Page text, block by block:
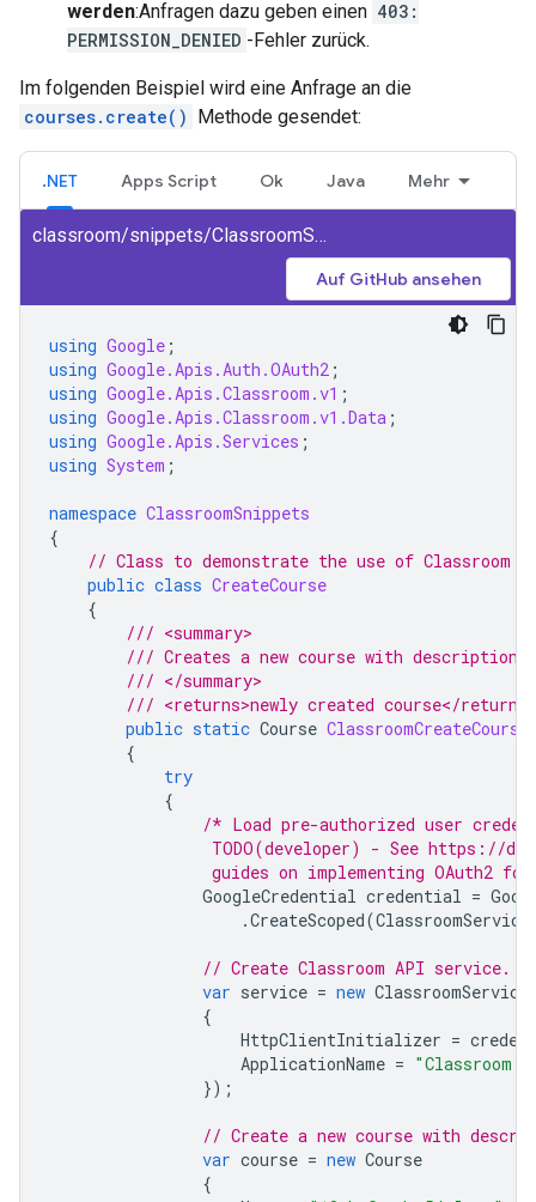
werden:Anfragen dazu geben einen 403:
PERMISSION_DENIED -Fehler zurück.
Im folgenden Beispiel wird eine Anfrage an die
courses.create() Methode gesendet:
.NET Apps Script Ok Java Mehr
classroom/snippets/ClassroomSnippets/CreateCourse.cs
Auf GitHub ansehen
using Google ;
using Google.Apis.Auth.OAuth2 ;
using Google.Apis.Classroom.v1 ;
using Google.Apis.Classroom.v1.Data ;
using Google.Apis.Services ;
using System ;
namespace ClassroomSnippets
{
// Class to demonstrate the use of Classroom
public class CreateCourse
{
/// <summary>
/// Creates a new course with description.
/// </summary>
/// <returns>newly created course</returns>
public static Course ClassroomCreateCourse
{
try
{
/* Load pre-authorized user
TODO(developer) - See https://
guides on implementing OAuth2
GoogleCredential credential =
.CreateScoped(ClassroomService
// Create Classroom API service.
var service = new ClassroomService
{
HttpClientInitializer =
ApplicationName = "Classroom
});
// Create a new course with
var course = new Course
{